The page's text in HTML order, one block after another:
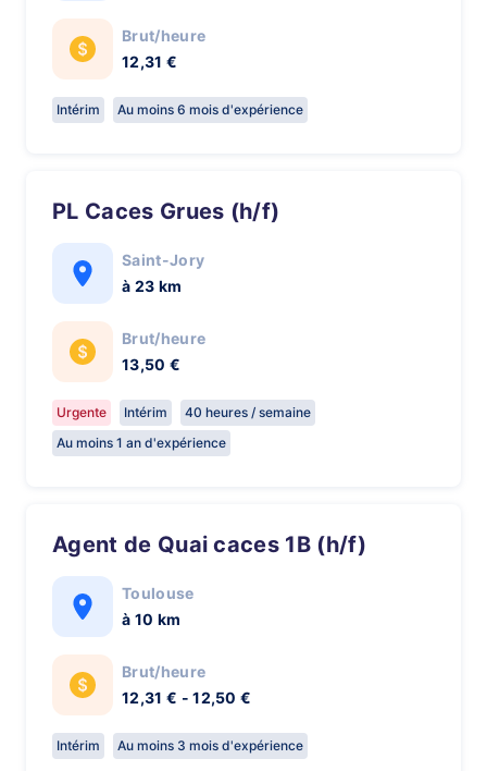
Brut/heure
12,31 €
Intérim Au moins 6 mois d'expérience
PL Caces Grues (h/f)
Saint-Jory
à 23 km
Brut/heure
13,50 €
Urgente Intérim
40 heures / semaine
Au moins 1 an d'expérience
Agent de Quai caces 1B (h/f)
Toulouse
à 10 km
Brut/heure
12,31 € - 12,50 €
Intérim Au moins 3 mois d'expérience